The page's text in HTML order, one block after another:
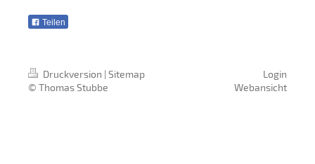
Teilen
Druckversion | Sitemap
© Thomas Stubbe
Login
Webansicht